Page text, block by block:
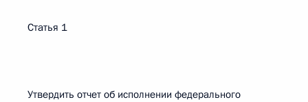
Статья 1
Утвердить отчет об исполнении федерального